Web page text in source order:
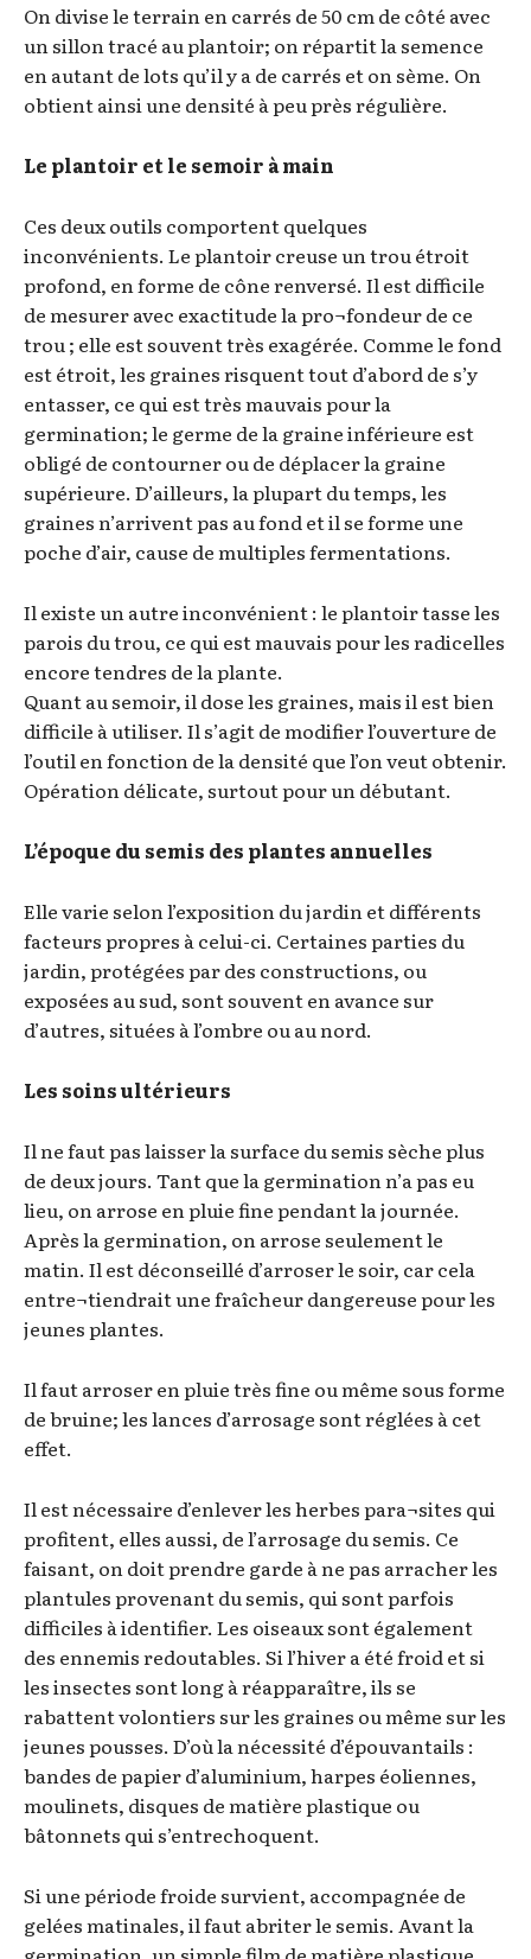
On divise le terrain en carrés de 50 cm de côté avec
un sillon tracé au plantoir; on répartit la semence
en autant de lots qu’il y a de carrés et on sème. On
obtient ainsi une densité à peu près régulière.
Le plantoir et le semoir à main
Ces deux outils comportent quelques
inconvénients. Le plantoir creuse un trou étroit
profond, en forme de cône renversé. Il est difficile
de mesurer avec exactitude la pro¬fondeur de ce
trou ; elle est souvent très exagérée. Comme le fond
est étroit, les graines risquent tout d’abord de s’y
entasser, ce qui est très mauvais pour la
germination; le germe de la graine inférieure est
obligé de contourner ou de déplacer la graine
supérieure. D’ailleurs, la plupart du temps, les
graines n’arrivent pas au fond et il se forme une
poche d’air, cause de multiples fermentations.
Il existe un autre inconvénient : le plantoir tasse les
parois du trou, ce qui est mauvais pour les radicelles
encore tendres de la plante.
Quant au semoir, il dose les graines, mais il est bien
difficile à utiliser. Il s’agit de modifier l’ouverture de
l’outil en fonction de la densité que l’on veut obtenir.
Opération délicate, surtout pour un débutant.
L’époque du semis des plantes annuelles
Elle varie selon l’exposition du jardin et différents
facteurs propres à celui-ci. Certaines parties du
jardin, protégées par des constructions, ou
exposées au sud, sont souvent en avance sur
d’autres, situées à l’ombre ou au nord.
Les soins ultérieurs
Il ne faut pas laisser la surface du semis sèche plus
de deux jours. Tant que la germination n’a pas eu
lieu, on arrose en pluie fine pendant la journée.
Après la germination, on arrose seulement le
matin. Il est déconseillé d’arroser le soir, car cela
entre¬tiendrait une fraîcheur dangereuse pour les
jeunes plantes.
Il faut arroser en pluie très fine ou même sous forme
de bruine; les lances d’arrosage sont réglées à cet
effet.
Il est nécessaire d’enlever les herbes para¬sites qui
profitent, elles aussi, de l’arrosage du semis. Ce
faisant, on doit prendre garde à ne pas arracher les
plantules provenant du semis, qui sont parfois
difficiles à identifier. Les oiseaux sont également
des ennemis redoutables. Si l’hiver a été froid et si
les insectes sont long à réapparaître, ils se
rabattent volontiers sur les graines ou même sur les
jeunes pousses. D’où la nécessité d’épouvantails :
bandes de papier d’aluminium, harpes éoliennes,
moulinets, disques de matière plastique ou
bâtonnets qui s’entrechoquent.
Si une période froide survient, accompagnée de
gelées matinales, il faut abriter le semis. Avant la